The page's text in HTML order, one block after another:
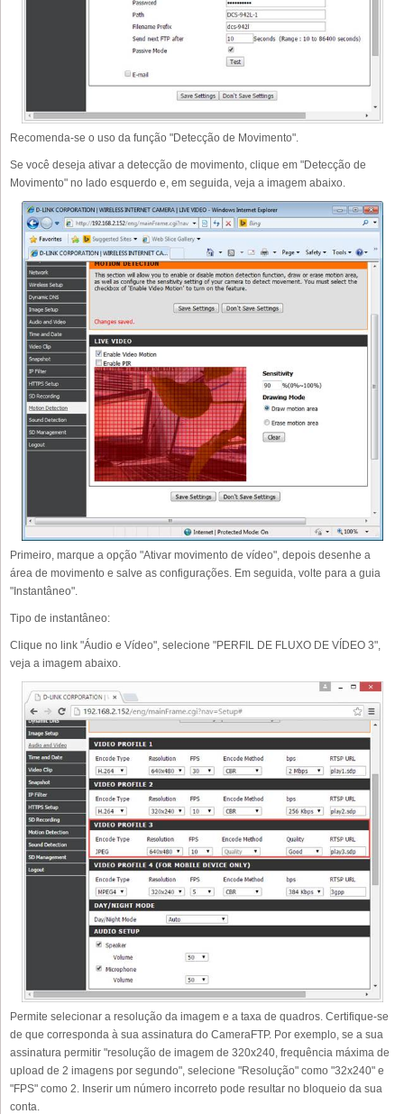
Recomenda-se o uso da função "Detecção de Movimento".
Se você deseja ativar a detecção de movimento, clique em "Detecção de
Movimento" no lado esquerdo e, em seguida, veja a imagem abaixo.
Primeiro, marque a opção "Ativar movimento de vídeo", depois desenhe a
área de movimento e salve as configurações. Em seguida, volte para a guia
"Instantâneo".
Tipo de instantâneo:
Clique no link "Áudio e Vídeo", selecione "PERFIL DE FLUXO DE VÍDEO 3",
veja a imagem abaixo.
Permite selecionar a resolução da imagem e a taxa de quadros. Certifique-se
de que corresponda à sua assinatura do CameraFTP. Por exemplo, se a sua
assinatura permitir "resolução de imagem de 320x240, frequência máxima de
upload de 2 imagens por segundo", selecione "Resolução" como "32x240" e
"FPS" como 2. Inserir um número incorreto pode resultar no bloqueio da sua
conta.